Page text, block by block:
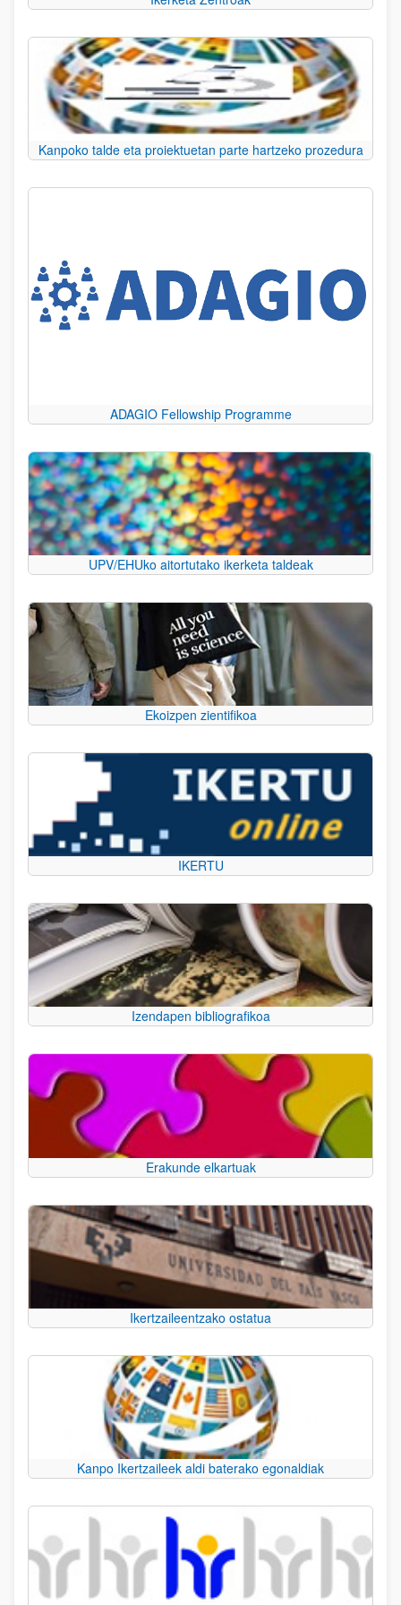
Kanpoko talde eta proiektuetan parte hartzeko prozedura
ADAGIO Fellowship Programme
UPV/EHUko aitortutako ikerketa taldeak
Ekoizpen zientifikoa
IKERTU
Izendapen bibliografikoa
Erakunde elkartuak
Ikertzaileentzako ostatua
Kanpo Ikertzaileek aldi baterako egonaldiak